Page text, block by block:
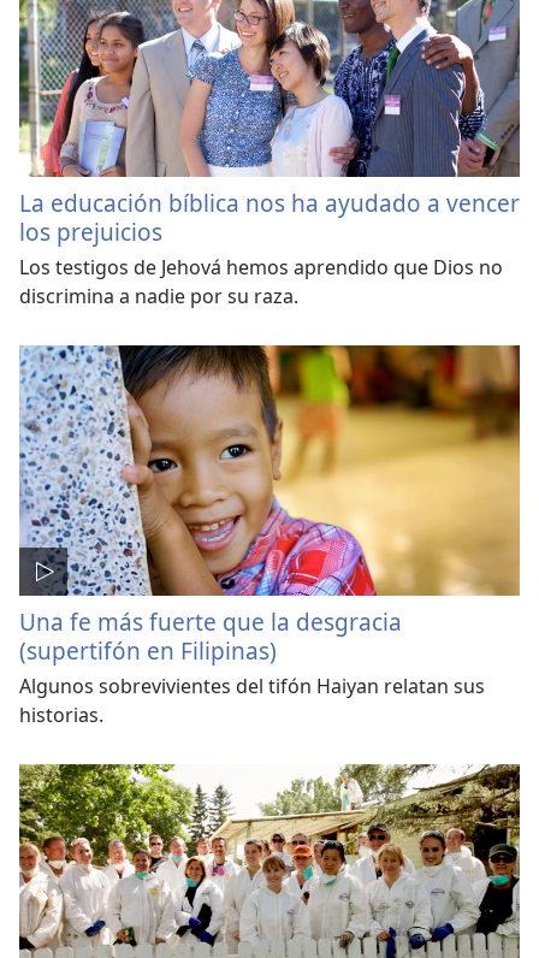
La educación bíblica nos ha ayudado a vencer
los prejuicios
Los testigos de Jehová hemos aprendido que Dios no
discrimina a nadie por su raza.
Una fe más fuerte que la desgracia
(supertifón en Filipinas)
Algunos sobrevivientes del tifón Haiyan relatan sus
historias.